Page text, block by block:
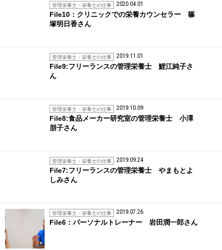
管理栄養士・栄養士の仕事 2020.04.01
File10：クリニックでの栄養カウンセラー 篠
塚明日香さん
管理栄養士・栄養士の仕事 2019.11.01
File9:フリーランスの管理栄養士 鯉江純子さ
ん
管理栄養士・栄養士の仕事 2019.10.09
File8:食品メーカー研究室の管理栄養士 小澤
朋子さん
管理栄養士・栄養士の仕事 2019.09.24
File7:フリーランスの管理栄養士 やまもとよ
しみさん
管理栄養士・栄養士の仕事 2019.07.26
File6：パーソナルトレーナー 岩田潤一郎さん